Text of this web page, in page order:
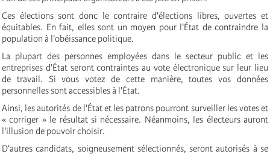
Ces élections sont donc le contraire d'élections libres, ouvertes et
équitables. En fait, elles sont un moyen pour l'État de contraindre la
population à l'obéissance politique.
La plupart des personnes employées dans le secteur public et les
entreprises d'État seront contraintes au vote électronique sur leur lieu
de travail. Si vous votez de cette manière, toutes vos données
personnelles sont accessibles à l'État.
Ainsi, les autorités de l'État et les patrons pourront surveiller les votes et
« corriger » le résultat si nécessaire. Néanmoins, les électeurs auront
l'illusion de pouvoir choisir.
D'autres candidats, soigneusement sélectionnés, seront autorisés à se